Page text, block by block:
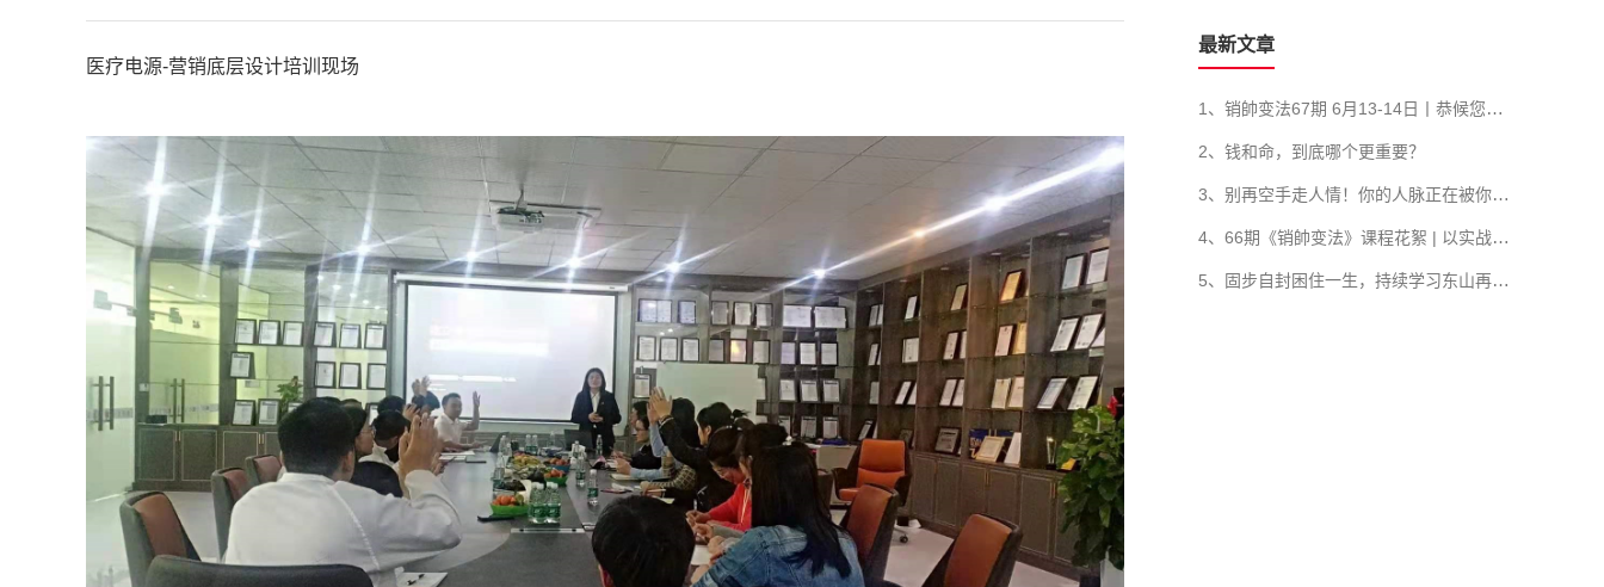
医疗电源-营销底层设计培训现场
最新文章
1、销帥变法67期 6月13-14日丨恭候您的到来！
2、钱和命，到底哪个更重要？
3、别再空手走人情！你的人脉正在被你亲手毁掉
4、66期《销帥变法》课程花絮 | 以实战铸帅才，以体系破增长
5、固步自封困住一生，持续学习东山再起，销售管理者的差距全在学习力！